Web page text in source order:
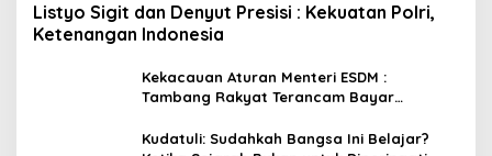
Listyo Sigit dan Denyut Presisi : Kekuatan Polri,
Ketenangan Indonesia
Kekacauan Aturan Menteri ESDM :
Tambang Rakyat Terancam Bayar
Kudatuli: Sudahkah Bangsa Ini Belajar?